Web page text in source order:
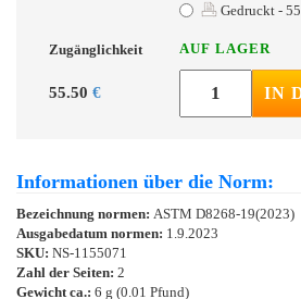
Gedruckt -
Zugänglichkeit AUF LAGER
55.50 € IN
Informationen über die Norm:
Bezeichnung normen: ASTM D8268-19(2023)
Ausgabedatum normen: 1.9.2023
SKU: NS-1155071
Zahl der Seiten: 2
Gewicht ca.: 6 g (0.01 Pfund)